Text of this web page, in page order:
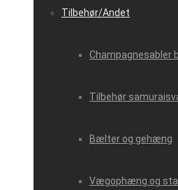
Tilbehør/Andet
Champagnesabler
Tilbehør
Bælter og gehæng
Vægophæng og